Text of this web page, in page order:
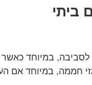
ביתי
במיוחד כאשר
חממה, במיוחד אם